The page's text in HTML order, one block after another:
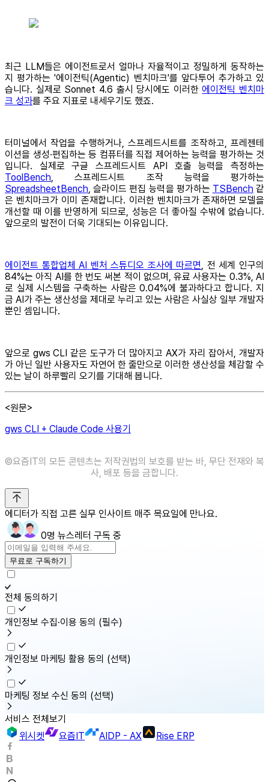
최근 LLM들은 에이전트로서 얼마나 자율적이고 정밀하게 동작하는
지 평가하는 '에이전틱(Agentic) 벤치마크'를 앞다투어 추가하고 있
습니다. 실제로 Sonnet 4.6 출시 당시에도 이러한에이전틱 벤치마
크 성과를 주요 지표로 내세우기도 했죠.
터미널에서 작업을 수행하거나, 스프레드시트를 조작하고, 프레젠테
이션을 생성·편집하는 등 컴퓨터를 직접 제어하는 능력을 평가하는 것
입니다. 실제로 구글 스프레드시트 API 호출 능력을 측정하는
ToolBench, 스프레드시트 조작 능력을 평가하는
SpreadsheetBench, 슬라이드 편집 능력을 평가하는 TSBench 같
은 벤치마크가 이미 존재합니다. 이러한 벤치마크가 존재하면 모델을
개선할 때 이를 반영하게 되므로, 성능은 더 좋아질 수밖에 없습니다.
앞으로의 발전이 더욱 기대되는 이유입니다.
에이전트 통합업체 AI 벤처 스튜디오 조사에 따르면, 전 세계 인구의
84%는 아직 AI를 한 번도 써본 적이 없으며, 유료 사용자는 0.3%, AI
로 실제 시스템을 구축하는 사람은 0.04%에 불과하다고 합니다. 지
금 AI가 주는 생산성을 제대로 누리고 있는 사람은 사실상 일부 개발자
뿐인 셈입니다.
앞으로 gws CLI 같은 도구가 더 많아지고 AX가 자리 잡아서, 개발자
가 아닌 일반 사용자도 자연어 한 줄만으로 이러한 생산성을 체감할 수
있는 날이 하루빨리 오기를 기대해 봅니다.
<원문>
gws CLI + Claude Code 사용기
©️요즘IT의 모든 콘텐츠는 저작권법의 보호를 받는 바, 무단 전재와 복
사, 배포 등을 금합니다.
에디터가 직접 고른 실무 인사이트 매주 목요일에 만나요.
0명 뉴스레터 구독 중
무료로 구독하기
전체 동의하기
개인정보 수집·이용 동의 (필수)
개인정보 마케팅 활용 동의 (선택)
마케팅 정보 수신 동의 (선택)
서비스 전체보기
위시켓
요즘IT AIDP - AX Rise ERP